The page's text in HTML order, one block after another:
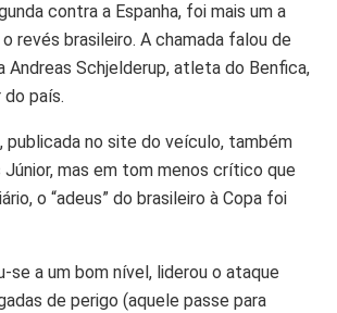
contra a Espanha, foi mais um a
revés brasileiro. A chamada falou de
Andreas Schjelderup, atleta do Benfica,
país.
publicada no site do veículo, também
mas em tom menos crítico que
o “adeus” do brasileiro à Copa foi
se a um bom nível, liderou o ataque
de perigo (aquele passe para